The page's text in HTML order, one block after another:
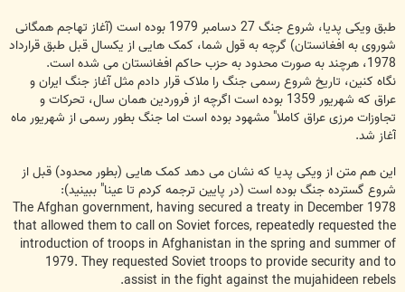
طبق ویکی پدیا، شروع جنگ 27 دسامبر 1979 بوده است (آغاز تهاجم همگانی
شوروی به افغانستان) گرچه به قول شما، کمک هایی از یکسال قبل طبق قرارداد
1978، هرچند به صورت محدود به حزب حاکم افغانستان می شده است.
نگاه کنین، تاریخ شروع رسمی جنگ را ملاک قرار دادم مثل آغاز جنگ ایران و
عراق که شهریور 1359 بوده است اگرچه از فروردین همان سال، تحرکات و
تجاوزات مرزی عراق کاملا" مشهود بوده است اما جنگ بطور رسمی از شهریور ماه
آغاز شد.
این هم متن از ویکی پدیا که نشان می دهد کمک هایی (بطور محدود) قبل از
شروع گسترده جنگ بوده است (در پایین ترجمه کردم تا عینا" ببینید):
The Afghan government, having secured a treaty in December 1978
that allowed them to call on Soviet forces, repeatedly requested the
introduction of troops in Afghanistan in the spring and summer of
1979. They requested Soviet troops to provide security and to
assist in the fight against the mujahideen rebels.